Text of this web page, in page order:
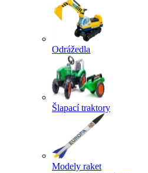
Odrážedla
Šlapací traktory
Modely raket